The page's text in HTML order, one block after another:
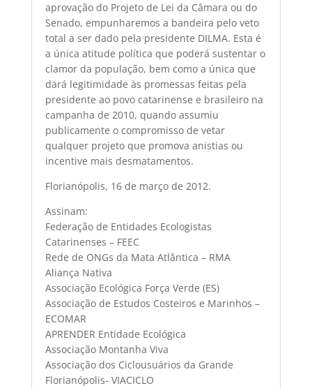
aprovação do Projeto de Lei da Câmara ou do
Senado, empunharemos a bandeira pelo veto
total a ser dado pela presidente DILMA. Esta é
a única atitude política que poderá sustentar o
clamor da população, bem como a única que
dará legitimidade às promessas feitas pela
presidente ao povo catarinense e brasileiro na
campanha de 2010, quando assumiu
publicamente o compromisso de vetar
qualquer projeto que promova anistias ou
incentive mais desmatamentos.
Florianópolis, 16 de março de 2012.
Assinam:
Federação de Entidades Ecologistas
Catarinenses – FEEC
Rede de ONGs da Mata Atlântica – RMA
Aliança Nativa
Associação Ecológica Força Verde (ES)
Associação de Estudos Costeiros e Marinhos –
ECOMAR
APRENDER Entidade Ecológica
Associação Montanha Viva
Associação dos Ciclousuários da Grande
Florianópolis- VIACICLO